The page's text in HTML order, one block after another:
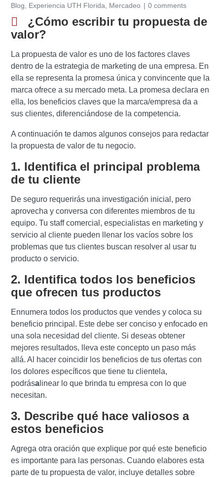
Blog
Experiencia UTH Florida Mercadeo 0 comments
¿Cómo escribir tu propuesta de
valor?
La propuesta de valor es uno de los factores claves
dentro de la estrategia de marketing de una empresa. En
ella se representa la promesa única y convincente que la
marca ofrece a su mercado meta. La promesa declara en
ella, los beneficios claves que la marca/empresa da a
sus clientes, diferenciándose de la competencia.
A continuación te damos algunos consejos para redactar
la propuesta de valor de tu negocio.
1. Identifica el principal problema
de tu cliente
De seguro requerirás una investigación inicial, pero
aprovecha y conversa con diferentes miembros de tu
equipo. Tu staff comercial, especialistas en marketing y
servicio al cliente pueden llenar los vacíos sobre los
problemas que tus clientes buscan resolver al usar tu
producto o servicio.
2. Identifica todos los beneficios
que ofrecen tus productos
Ennumera todos los productos que vendes y coloca su
beneficio principal. Este debe ser conciso y enfocado en
una sola necesidad del cliente. Si deseas obtener
mejores resultados, lleva este concepto un paso más
allá. Al hacer coincidir los beneficios de tus ofertas con
los dolores específicos que tiene tu clientela,
podrása linear lo que brinda tu empresa con lo que
necesitan.
3. Describe qué hace valiosos a
estos beneficios
Agrega otra oración que explique por qué este beneficio
es importante para las personas. Cuando elabores esta
parte de tu propuesta de valor, incluye detalles sobre